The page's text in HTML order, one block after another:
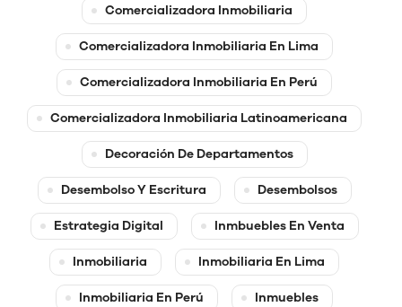
Comercializadora Inmobiliaria
Comercializadora Inmobiliaria En Lima
Comercializadora Inmobiliaria En Perú
Comercializadora Inmobiliaria Latinoamericana
Decoración De Departamentos
Desembolso Y Escritura Desembolsos
Estrategia Digital Inmbuebles En Venta
Inmobiliaria Inmobiliaria En Lima
Inmobiliaria En Perú Inmuebles